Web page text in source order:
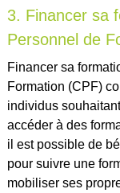
3. Financer sa
Personnel de
Financer sa
Formation (CPF)
individus
accéder à des
il est possible de
pour suivre une
mobiliser ses